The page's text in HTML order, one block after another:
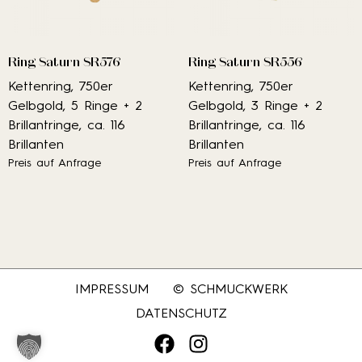
Ring Saturn SR576
Kettenring, 750er
Gelbgold, 5 Ringe + 2
Brillantringe, ca. 116
Brillanten
Preis auf Anfrage
Ring Saturn SR556
Kettenring, 750er
Gelbgold, 3 Ringe + 2
Brillantringe, ca. 116
Brillanten
Preis auf Anfrage
IMPRESSUM
© SCHMUCKWERK
DATENSCHUTZ